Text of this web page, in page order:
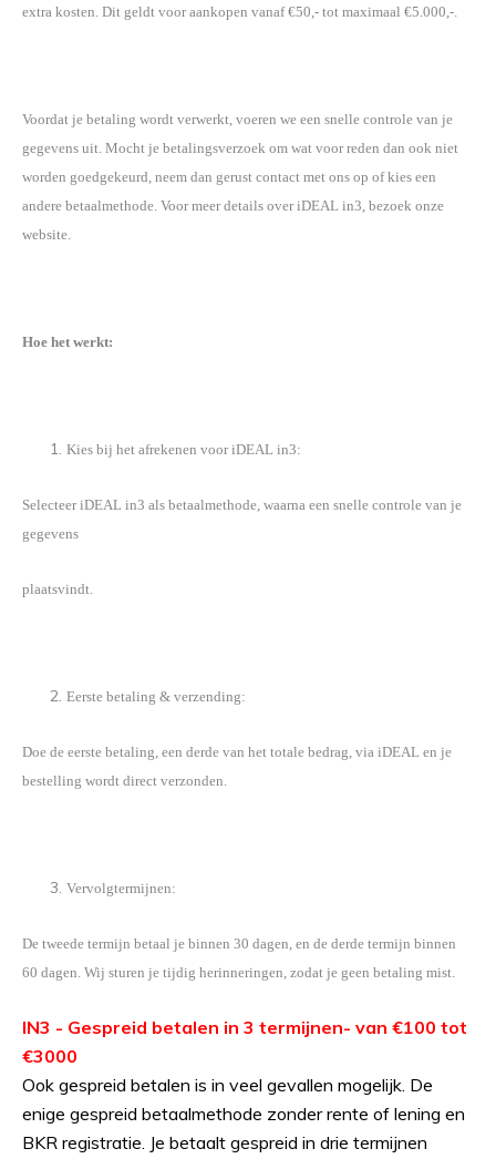
extra kosten. Dit geldt voor aankopen vanaf €50,- tot maximaal €5.000,-.
Voordat je betaling wordt verwerkt, voeren we een snelle controle van je
gegevens uit. Mocht je betalingsverzoek om wat voor reden dan ook niet
worden goedgekeurd, neem dan gerust contact met ons op of kies een
andere betaalmethode. Voor meer details over iDEAL in3, bezoek onze
website.
Hoe het werkt:
Kies bij het afrekenen voor iDEAL in3:
Selecteer iDEAL in3 als betaalmethode, waarna een snelle controle van je
gegevens
plaatsvindt.
Eerste betaling & verzending:
Doe de eerste betaling, een derde van het totale bedrag, via iDEAL en je
bestelling wordt direct verzonden.
Vervolgtermijnen:
De tweede termijn betaal je binnen 30 dagen, en de derde termijn binnen
60 dagen. Wij sturen je tijdig herinneringen, zodat je geen betaling mist.
IN3 - Gespreid betalen in 3 termijnen- van €100 tot
€3000
Ook gespreid betalen is in veel gevallen mogelijk. De
enige gespreid betaalmethode zonder rente of lening en
BKR registratie. Je betaalt gespreid in drie termijnen